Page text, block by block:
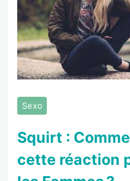
Sexo
Squirt :
cette réaction